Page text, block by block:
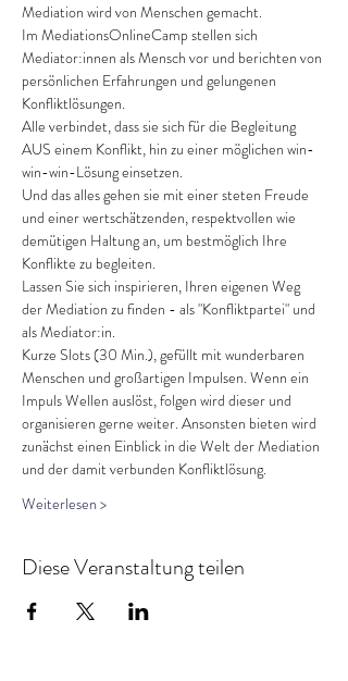
Mediation wird von Menschen gemacht.
Im MediationsOnlineCamp stellen sich
Mediator:innen als Mensch vor und berichten von
persönlichen Erfahrungen und gelungenen
Konfliktlösungen.
Alle verbindet, dass sie sich für die Begleitung
AUS einem Konflikt, hin zu einer möglichen win-
win-win-Lösung einsetzen.
Und das alles gehen sie mit einer steten Freude
und einer wertschätzenden, respektvollen wie
demütigen Haltung an, um bestmöglich Ihre
Konflikte zu begleiten.
Lassen Sie sich inspirieren, Ihren eigenen Weg
der Mediation zu finden - als "Konfliktpartei" und
als Mediator:in.
Kurze Slots (30 Min.), gefüllt mit wunderbaren
Menschen und großartigen Impulsen. Wenn ein
Impuls Wellen auslöst, folgen wird dieser und
organisieren gerne weiter. Ansonsten bieten wird
zunächst einen Einblick in die Welt der Mediation
und der damit verbunden Konfliktlösung.
Weiterlesen >
Diese Veranstaltung teilen